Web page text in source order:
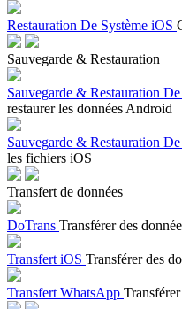
Restauration De Système iOS
Sauvegarde & Restauration
Sauvegarde & Restauration
restaurer les données Android
Sauvegarde & Restauration
les fichiers iOS
Transfert de données
DoTrans Transférer des
Transfert iOS Transférer des
Transfert WhatsApp